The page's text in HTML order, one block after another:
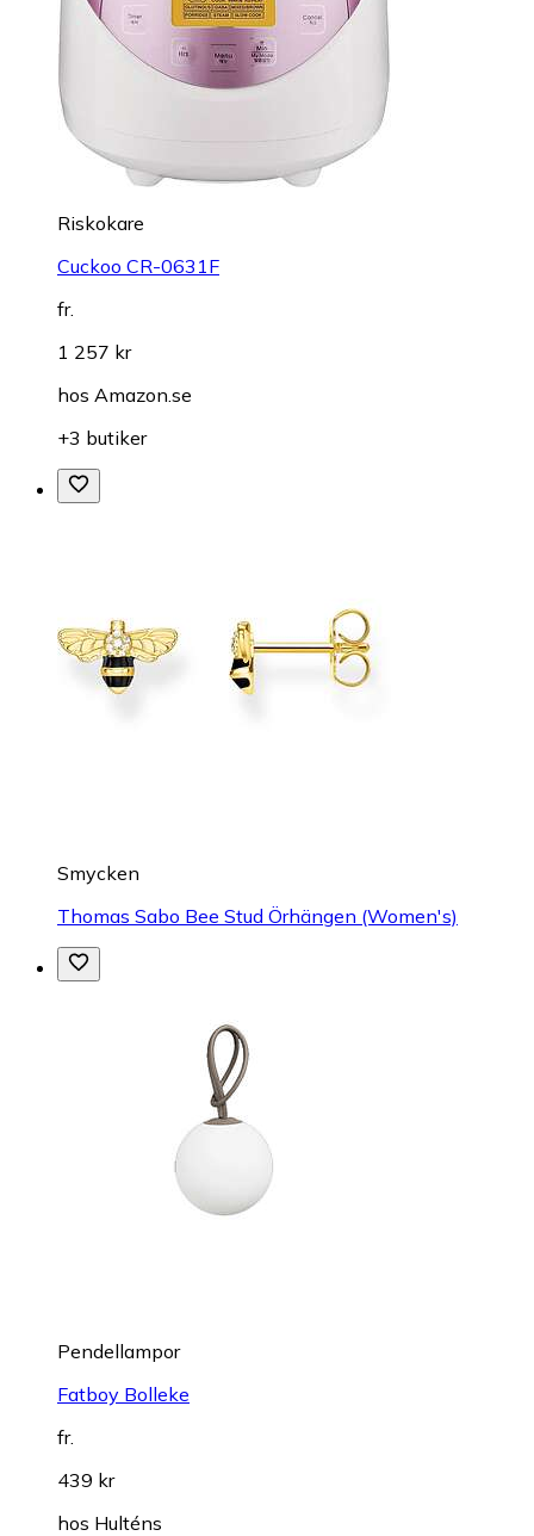
Riskokare
Cuckoo CR-0631F
fr.
1 257 kr
hos Amazon.se
+3 butiker
Smycken
Thomas Sabo Bee Stud Örhängen (Women's)
Pendellampor
Fatboy Bolleke
fr.
439 kr
hos Hulténs